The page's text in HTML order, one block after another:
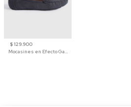
$ 129.900
Mocasines en Efecto Gamuzado Para Mujer